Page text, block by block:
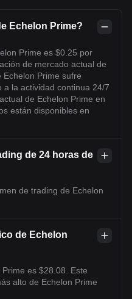
Echelon Prime?
Prime es $0.25 por
de mercado actual de
Prime sufre
la actividad continua 24/7
de Echelon Prime en
están disponibles en
de 24 horas de
de trading de Echelon
de Echelon
es $28.08. Este
alto de Echelon Prime